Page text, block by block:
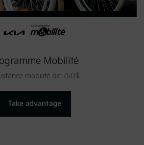
Mobilité
mobilité de 750$
Take advantage